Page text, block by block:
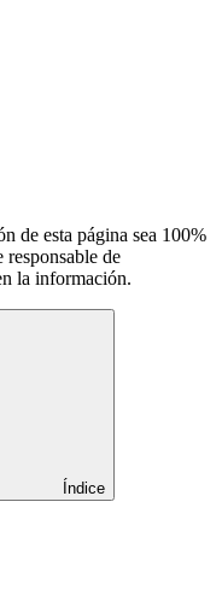
de esta página sea 100%
responsable de
la información.
Índice